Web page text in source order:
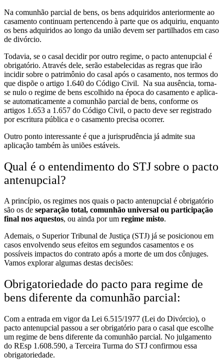
Na comunhão parcial de bens, os bens adquiridos anteriormente ao
casamento continuam pertencendo à parte que os adquiriu, enquanto
os bens adquiridos ao longo da união devem ser partilhados em caso
de divórcio.
Todavia, se o casal decidir por outro regime, o pacto antenupcial é
obrigatório. Através dele, serão estabelecidas as regras que irão
incidir sobre o patrimônio do casal após o casamento, nos termos do
que dispõe o artigo 1.640 do Código Civil. Na sua ausência, torna-
se nulo o regime de bens escolhido na época do casamento e aplica-
se automaticamente a comunhão parcial de bens, conforme os
artigos 1.653 a 1.657 do Código Civil, o pacto deve ser registrado
por escritura pública e o casamento precisa ocorrer.
Outro ponto interessante é que a jurisprudência já admite sua
aplicação também às uniões estáveis.
Qual é o entendimento do STJ sobre o pacto
antenupcial?
A princípio, os regimes nos quais o pacto antenupcial é obrigatório
são os de separação total, comunhão universal ou participação
final nos aquestos, ou ainda por um regime misto.
Ademais, o Superior Tribunal de Justiça (STJ) já se posicionou em
casos envolvendo seus efeitos em segundos casamentos e os
possíveis impactos do contrato após a morte de um dos cônjuges.
Vamos explorar algumas destas decisões:
Obrigatoriedade do pacto para regime de
bens diferente da comunhão parcial:
Com a entrada em vigor da Lei 6.515/1977 (Lei do Divórcio), o
pacto antenupcial passou a ser obrigatório para o casal que escolhe
um regime de bens diferente da comunhão parcial. No julgamento
do REsp 1.608.590, a Terceira Turma do STJ confirmou essa
obrigatoriedade.